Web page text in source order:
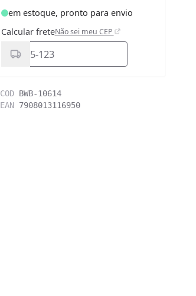
em estoque, pronto para envio
Calcular freteNão sei meu CEP
COD BWB-10614
EAN 7908013116950